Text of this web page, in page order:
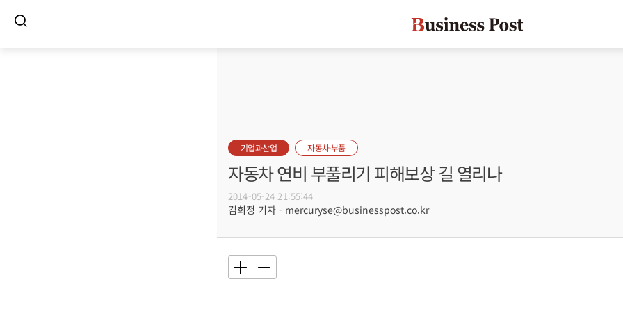
기업과산업 자동차·부품
자동차 연비 부풀리기 피해보상 길 열리나
2014-05-24 21:55:44
김희정 기자 - mercuryse@businesspost.co.kr